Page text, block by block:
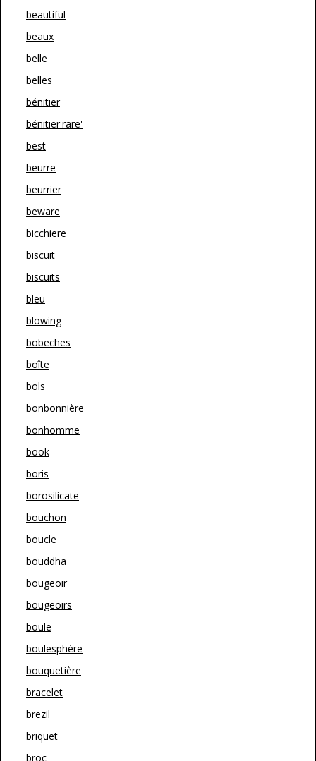
beautiful
beaux
belle
belles
bénitier
bénitier'rare'
best
beurre
beurrier
beware
bicchiere
biscuit
biscuits
bleu
blowing
bobeches
boîte
bols
bonbonnière
bonhomme
book
boris
borosilicate
bouchon
boucle
bouddha
bougeoir
bougeoirs
boule
boulesphère
bouquetière
bracelet
brezil
briquet
broc